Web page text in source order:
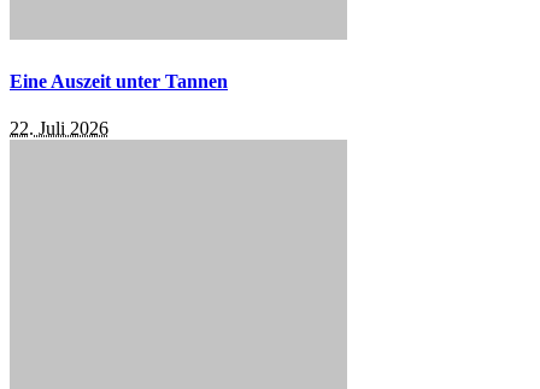
Eine Auszeit unter Tannen
22. Juli 2026